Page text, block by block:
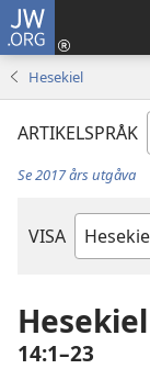
JW.ORG
Hesekiel
ARTIKELSPRÅK
Se 2017 års utgåva
VISA
Bibelbok
Hesekiel
14:1–23